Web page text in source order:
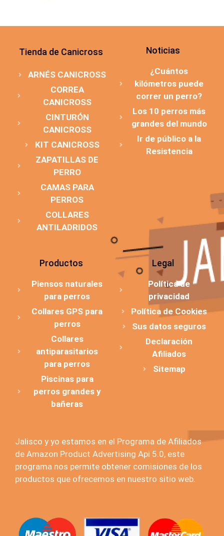
Tienda de Canicross
ARNÉS CANICROSS
CORREA
CANICROSS
CINTURÓN
CANICROSS
KIT CANICROSS
ZAPATILLAS DE
PERRO
CAMAS PARA
PERROS
COLLARES
ANTILADRIDOS
Noticias
¿Cuántos
kilómetros puede
correr un perro?
Los 10 perros más
grandes del mundo
Ir de público a la
Resistencia
Productos
Piensos naturales
para perros
Collares GPS para
perros
Collares
antiparasitarios
para perros
Piscinas para
perros grandes y
bañeras
Legal
Política de
privacidad
Política de Cookies
Sus datos seguros
Declaración
Afiliados
Sitemap
Jalisco y yo estamos en el Programa de Afiliados
de Amazon Product Advertising Api 5.0, este
programa nos permite obtener comisiones de los
productos que ofrecemos en nuestro sitio web.